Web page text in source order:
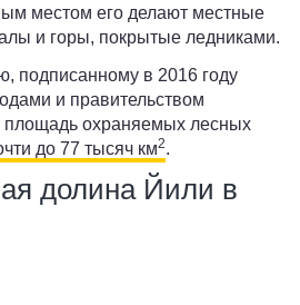
местом его делают местные
и горы, покрытые ледниками.
подписанному в 2016 году
и правительством
площадь охраняемых лесных
до 77 тысяч км2.
долина Йили в